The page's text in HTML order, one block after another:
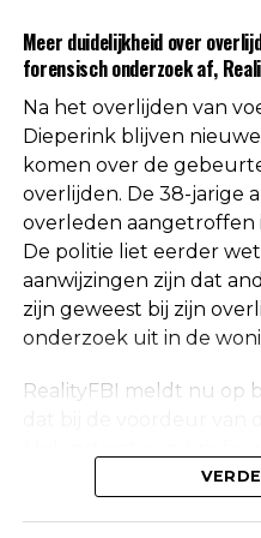
worden geen verdere
Een vaste waarde
arbitrage
Met het overlijden van
Nederlandse voetbal
jarenlang actief was op
het amateurvoetbal en
toegewezen, waarna
Meer duidelijkheid over
forensisch onderzoek af,
Na het overlijden van
Dieperink blijven
komen over de
overlijden. De 38-jarige
overleden aangetroffen
De politie liet eerder
aanwijzingen zijn dat
zijn geweest bij zijn
onderzoek uit in de
RealityFBI meldt nu op
waarop Dieperink een